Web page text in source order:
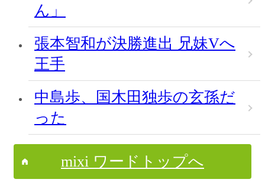
ん」
張本智和が決勝進出 兄妹Vへ
王手
中島歩、国木田独歩の玄孫だ
った
mixi ワードトップへ